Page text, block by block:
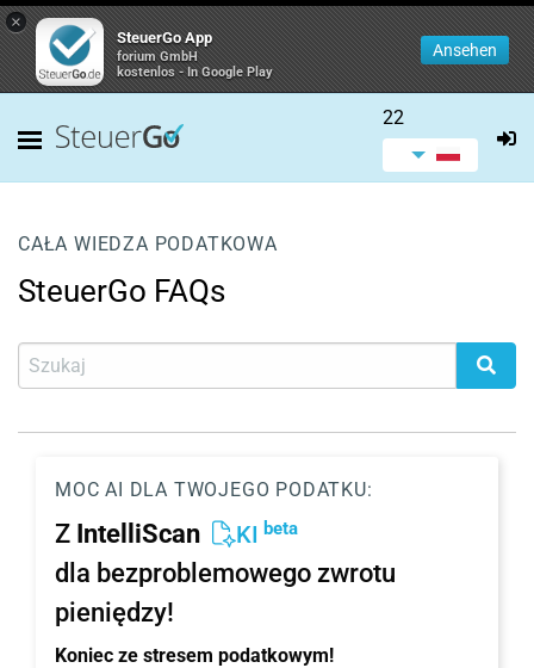
×
SteuerGo App
forium GmbH
kostenlos - In Google Play
Ansehen
22
CAŁA WIEDZA PODATKOWA
SteuerGo FAQs
MOC AI DLA TWOJEGO PODATKU:
Z IntelliScan KI beta
dla bezproblemowego zwrotu
pieniędzy!
Koniec ze stresem podatkowym!